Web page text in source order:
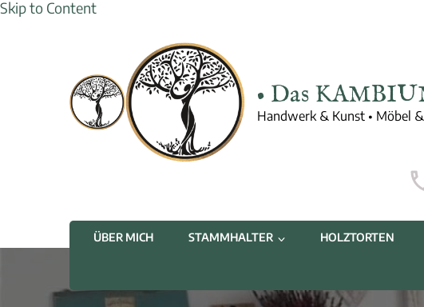
Skip to Content
• Das
Handwerk & Kunst • Möbel
ÜBER MICH STAMMHALTER HOLZTORTEN